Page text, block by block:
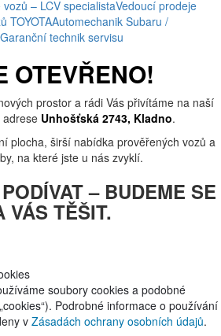
vozů – LCV specialistaVedoucí prodeje
TOYOTAAutomechanik Subaru /
Garanční technik servisu
OTEVŘENO!
prostor a rádi Vás přivítáme na naší
adrese Unhošťská 2743, Kladno.
plocha, širší nabídka prověřených vozů a
na které jste u nás zvyklí.
– BUDEME SE
VÁS TĚŠIT.
soubory cookies a podobné
Podrobné informace o používání
v Zásadách ochrany osobních údajů.